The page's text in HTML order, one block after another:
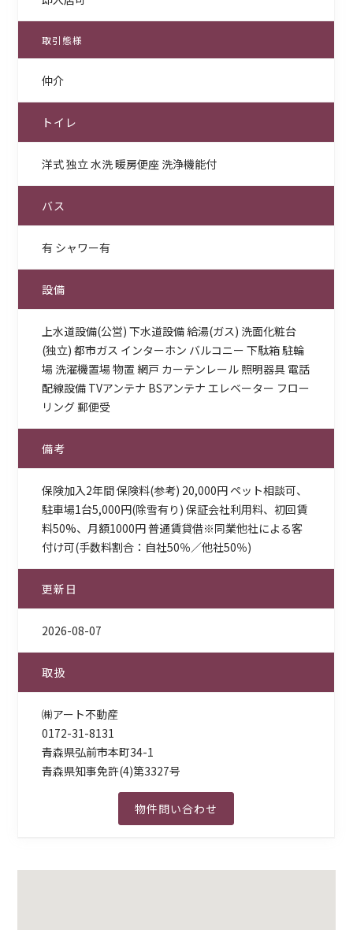
取引態様
仲介
トイレ
洋式 独立 水洗 暖房便座 洗浄機能付
バス
有 シャワー有
設備
上水道設備(公営) 下水道設備 給湯(ガス) 洗面化粧台
(独立) 都市ガス インターホン バルコニー 下駄箱 駐輪
場 洗濯機置場 物置 網戸 カーテンレール 照明器具 電話
配線設備 TVアンテナ BSアンテナ エレベーター フロー
リング 郵便受
備考
保険加入2年間 保険料(参考) 20,000円 ペット相談可、
駐車場1台5,000円(除雪有り) 保証会社利用料、初回賃
料50%、月額1000円 普通賃貸借※同業他社による客
付け可(手数料割合：自社50％／他社50％)
更新日
2026-08-07
取扱
㈱アート不動産
0172-31-8131
青森県弘前市本町34-1
青森県知事免許(4)第3327号
物件問い合わせ